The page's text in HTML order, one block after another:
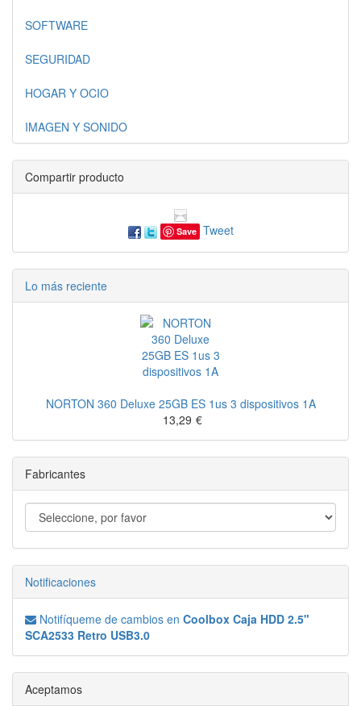
SOFTWARE
SEGURIDAD
HOGAR Y OCIO
IMAGEN Y SONIDO
Compartir producto
Save Tweet
Lo más reciente
NORTON 360 Deluxe 25GB ES 1us 3 dispositivos 1A
13,29 €
Fabricantes
Notificaciones
Notifíqueme de cambios en Coolbox Caja HDD 2.5"
SCA2533 Retro USB3.0
Aceptamos